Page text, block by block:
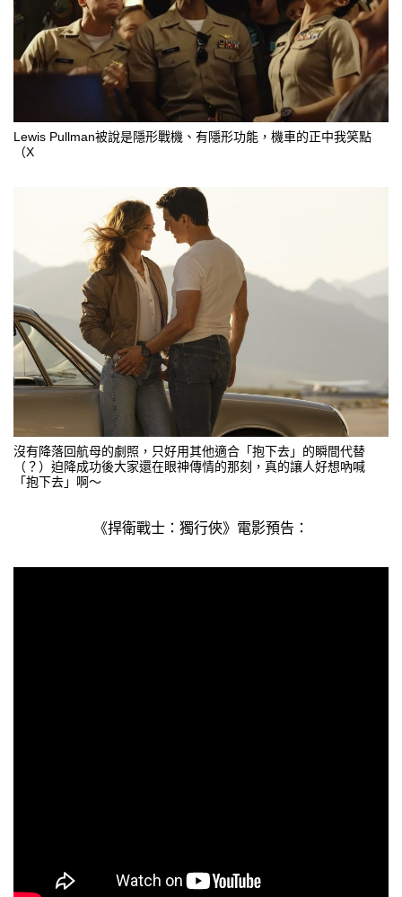
Lewis Pullman被說是隱形戰機、有隱形功能，機車的正中我笑點
（X
沒有降落回航母的劇照，只好用其他適合「抱下去」的瞬間代替
（？）迫降成功後大家還在眼神傳情的那刻，真的讓人好想吶喊
「抱下去」啊～
《捍衛戰士：獨行俠》電影預告：